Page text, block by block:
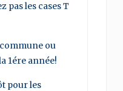
pas les cases T
ou
1ére année!
pour les